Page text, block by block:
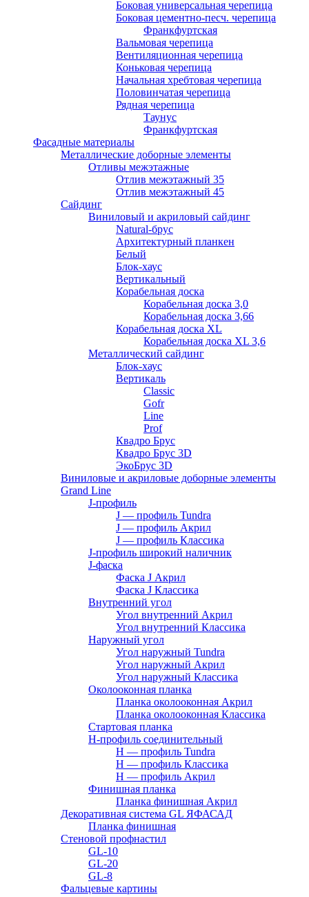
Боковая универсальная черепица
Боковая цементно-песч. черепица
Франкфуртская
Вальмовая черепица
Вентиляционная черепица
Коньковая черепица
Начальная хребтовая черепица
Половинчатая черепица
Рядная черепица
Таунус
Франкфуртская
Фасадные материалы
Металлические доборные элементы
Отливы межэтажные
Отлив межэтажный 35
Отлив межэтажный 45
Сайдинг
Виниловый и акриловый сайдинг
Natural-брус
Архитектурный планкен
Белый
Блок-хаус
Вертикальный
Корабельная доска
Корабельная доска 3,0
Корабельная доска 3,66
Корабельная доска XL
Корабельная доска XL 3,6
Металлический сайдинг
Блок-хаус
Вертикаль
Classic
Gofr
Line
Prof
Квадро Брус
Квадро Брус 3D
ЭкоБрус 3D
Виниловые и акриловые доборные элементы
Grand Line
J-профиль
J — профиль Tundra
J — профиль Акрил
J — профиль Классика
J-профиль широкий наличник
J-фаска
Фаска J Акрил
Фаска J Классика
Внутренний угол
Угол внутренний Акрил
Угол внутренний Классика
Наружный угол
Угол наружный Tundra
Угол наружный Акрил
Угол наружный Классика
Околооконная планка
Планка околооконная Акрил
Планка околооконная Классика
Стартовая планка
H-профиль соединительный
Н — профиль Tundra
H — профиль Классика
Н — профиль Акрил
Финишная планка
Планка финишная Акрил
Декоративная система GL ЯФАСАД
Планка финишная
Стеновой профнастил
GL-10
GL-20
GL-8
Фальцевые картины